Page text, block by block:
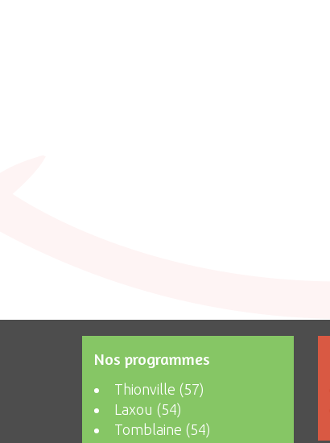
Nos programmes
Thionville (57)
Laxou (54)
Tomblaine (54)